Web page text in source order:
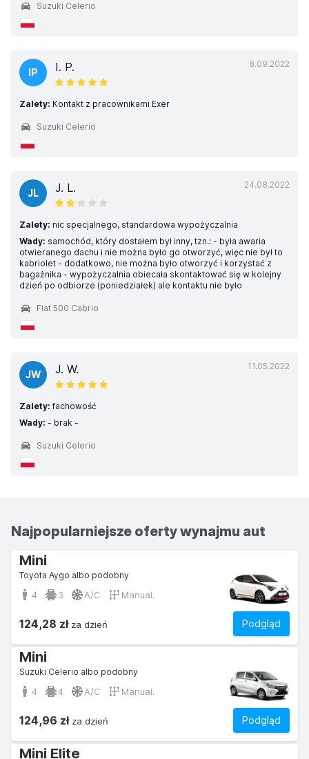
Suzuki Celerio
8.09.2022
IP I. P.
Zalety: Kontakt z pracownikami Exer
Suzuki Celerio
24.08.2022
JL J. L.
Zalety: nic specjalnego, standardowa wypożyczalnia
Wady: samochód, który dostałem był inny, tzn.: - była awaria
otwieranego dachu i nie można było go otworzyć, więc nie był to
kabriolet - dodatkowo, nie można było otworzyć i korzystać z
bagażnika - wypożyczalnia obiecała skontaktować się w kolejny
dzień po odbiorze (poniedziałek) ale kontaktu nie było
Fiat 500 Cabrio
11.05.2022
JW J. W.
Zalety: fachowość
Wady: - brak -
Suzuki Celerio
Najpopularniejsze oferty wynajmu aut
Mini
Toyota Aygo albo podobny
4 3 A/C Manual.
Podgląd
124,28 złza dzień
Mini
Suzuki Celerio albo podobny
4 4 A/C Manual.
Podgląd
124,96 złza dzień
Mini Elite